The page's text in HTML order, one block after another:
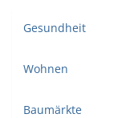
Gesundheit
Wohnen
Baumärkte